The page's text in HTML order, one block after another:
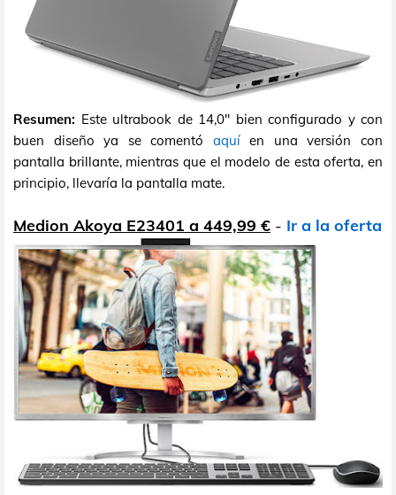
Resumen: Este ultrabook de 14,0" bien configurado y con
buen diseño ya se comentó aquíen una versión con
pantalla brillante, mientras que el modelo de esta oferta, en
principio, llevaría la pantalla mate.
Medion Akoya E23401 a 449,99 € - Ir a la oferta